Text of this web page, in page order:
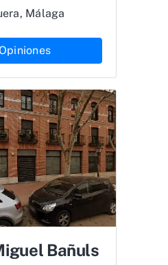
Málaga
Bañuls